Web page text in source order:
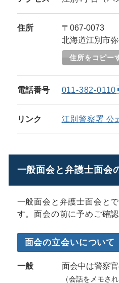
住所
〒067-0073
北海道江別市
住所をコピー
電話番号 011-382-
リンク 江別警察署 公
一般面会と弁護士面会
一般面会と弁護士面会と
す。面会の前に予めご確認
面会の立会いについて
一般 面会中は警察
（会話をメモさ